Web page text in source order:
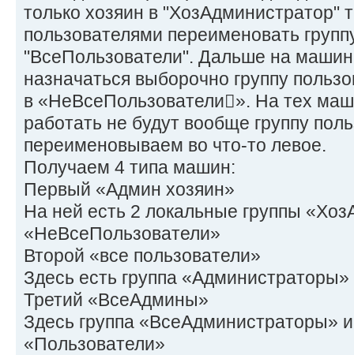
только хозяин в "ХозАдминистратор"
пользователями переименовать
"ВсеПользователи". Дальше на
назначаться выборочно группу
в «НеВсеПользователи». На тех
работать не будут вообще группу
переименовываем во что-то левое.
Получаем 4 типа машин:
Первый «Админ хозяин»
На ней есть 2 локальные группы
«НеВсеПользователи»
Второй «все пользователи»
Здесь есть группа
Третий «ВсеАдмины»
Здесь группа «ВсеАдминистраторы»
«Пользователи»